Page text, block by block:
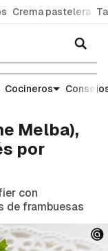
Crema pastelera
Cocineros
Melba),
por
con
de frambuesas